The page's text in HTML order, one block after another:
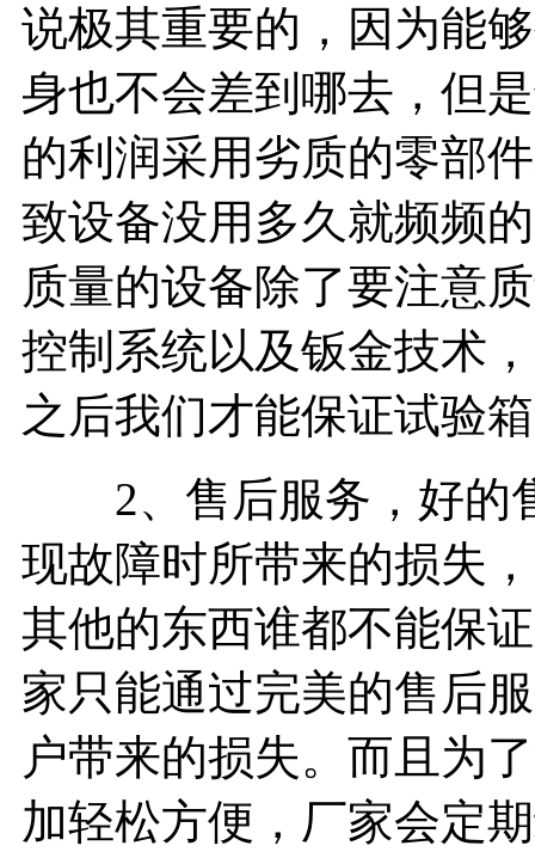
说极其重要的，因为能
身也不会差到哪去，但
的利润采用劣质的零部
致设备没用多久就频频
质量的设备除了要注意
控制系统以及钣金技术
之后我们才能保证试验
2、售后服务，好的
现故障时所带来的损失
其他的东西谁都不能保
家只能通过完美的售后
户带来的损失。而且为
加轻松方便，厂家会定